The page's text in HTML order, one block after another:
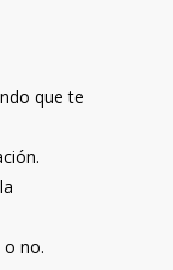
que te
o no.